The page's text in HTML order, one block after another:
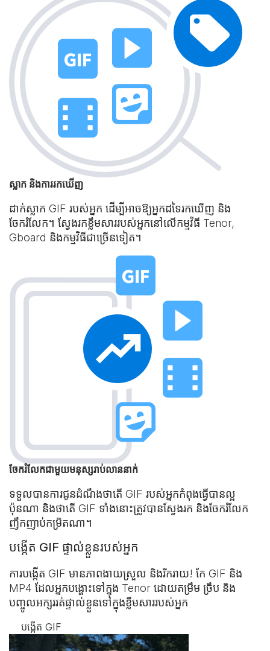
ស្លាក និងការរកឃើញ
ដាក់ស្លាក GIF របស់អ្នក ដើម្បីអាចឱ្យអ្នកដទៃរកឃើញ និង
ចែករំលែក។ ស្វែងរកខ្លឹមសាររបស់អ្នកនៅលើកម្មវិធី Tenor,
Gboard និងកម្មវិធីជាច្រើនទៀត។
ចែករំលែកជាមួយមនុស្សរាប់លាននាក់
ទទួលបាន​ការជូនដំណឹងថាតើ GIF របស់អ្នក​កំពុងធ្វើបានល្អ
ប៉ុនណា និងថាតើ GIF ទាំងនោះ​ត្រូវបានស្វែងរក និងចែករំលែក​
ញឹកញាប់កម្រិតណា។
បង្កើត GIF ផ្ទាល់ខ្លួនរបស់អ្នក
ការបង្កើត GIF មានភាពងាយស្រួល និងរីករាយ! កែ GIF និង
MP4 ដែលអ្នកបង្ហោះ​ទៅក្នុង Tenor ដោយតម្រឹម ច្រឹប និង
បញ្ចូលអក្សររត់​ផ្ទាល់ខ្លួន​ទៅក្នុង​ខ្លឹមសាររបស់អ្នក
បង្កើត GIF